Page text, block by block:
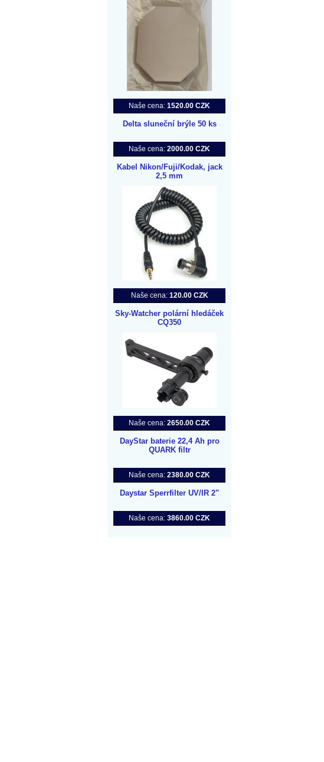
Naše cena: 1520.00 CZK
Delta sluneční brýle 50 ks
Naše cena: 2000.00 CZK
Kabel Nikon/Fuji/Kodak, jack
2,5 mm
Naše cena: 120.00 CZK
Sky-Watcher polární hledáček
CQ350
Naše cena: 2650.00 CZK
DayStar baterie 22,4 Ah pro
QUARK filtr
Naše cena: 2380.00 CZK
Daystar Sperrfilter UV/IR 2"
Naše cena: 3860.00 CZK